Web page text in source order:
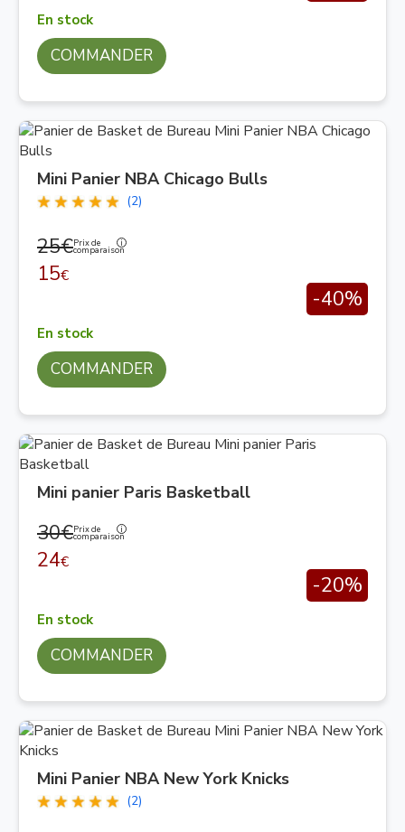
En stock
COMMANDER
Mini Panier NBA Chicago Bulls
(2)
25€Prix de
comparaison
15€
-40%
En stock
COMMANDER
Mini panier Paris Basketball
30€Prix de
comparaison
24€
-20%
En stock
COMMANDER
Mini Panier NBA New York Knicks
(2)